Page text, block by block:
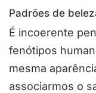
Padrões de
É incoerente
fenótipos
mesma
associarmos o